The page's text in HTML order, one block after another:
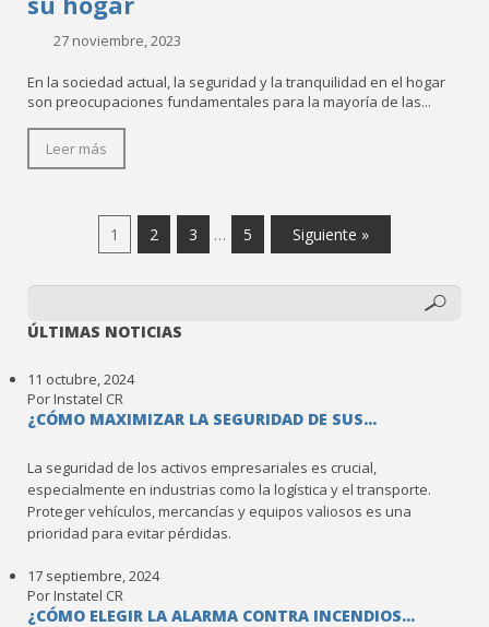
27 noviembre, 2023
En la sociedad actual, la seguridad y la tranquilidad en el hogar
son preocupaciones fundamentales para la mayoría de las...
Leer más
1 2 3 … 5 Siguiente »
ÚLTIMAS NOTICIAS
11 octubre, 2024
Por Instatel CR
¿CÓMO MAXIMIZAR LA SEGURIDAD DE SUS...
La seguridad de los activos empresariales es crucial,
especialmente en industrias como la logística y el transporte.
Proteger vehículos, mercancías y equipos valiosos es una
prioridad para evitar pérdidas.
17 septiembre, 2024
Por Instatel CR
¿CÓMO ELEGIR LA ALARMA CONTRA INCENDIOS...